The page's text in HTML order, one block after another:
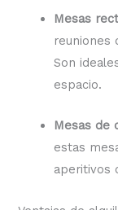
Mesas
reuniones
Son
espacio.
Mesas de
estas
aperitivos